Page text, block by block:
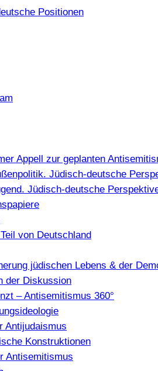
Appell zur geplanten
Jüdisch-deutsche
Jüdisch-deutsche
von Deutschland
jüdischen Lebens & der
der Diskussion
– Antisemitismus 360°
Antijudaismus
Konstruktionen
Antisemitismus